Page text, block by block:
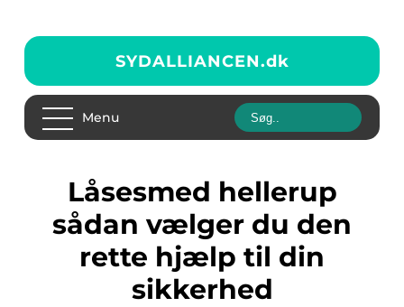
SYDALLIANCEN.dk
Menu
Låsesmed hellerup
sådan vælger du den
rette hjælp til din
sikkerhed